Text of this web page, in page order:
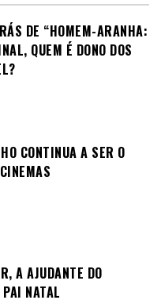
DE “HOMEM-ARANHA:
QUEM É DONO DOS
CONTINUA A SER O
A AJUDANTE DO
NATAL